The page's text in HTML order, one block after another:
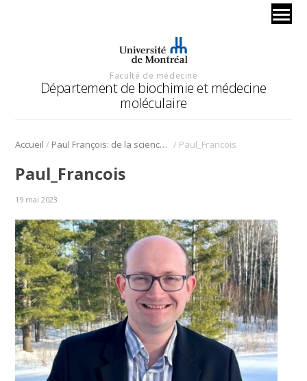
Faculté de médecine
Département de biochimie et médecine
moléculaire
Accueil / Paul François: de la science-fiction aux mécanismes fondamentaux de la biologie / Paul_Francois
Paul_Francois
19 mai 2023